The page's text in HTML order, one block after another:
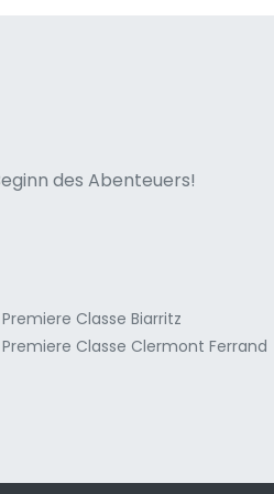
des Abenteuers!
Premiere Classe Biarritz
Premiere Classe Clermont Ferrand